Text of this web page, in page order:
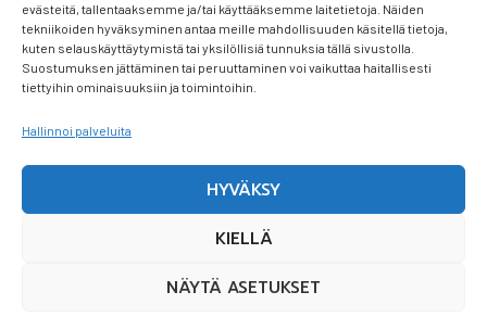
evästeitä, tallentaaksemme ja/tai käyttääksemme laitetietoja. Näiden
tekniikoiden hyväksyminen antaa meille mahdollisuuden käsitellä tietoja,
kuten selauskäyttäytymistä tai yksilöllisiä tunnuksia tällä sivustolla.
Suostumuksen jättäminen tai peruuttaminen voi vaikuttaa haitallisesti
tiettyihin ominaisuuksiin ja toimintoihin.
Hallinnoi palveluita
HYVÄKSY
KIELLÄ
NÄYTÄ ASETUKSET
Tilaus- ja sopimusehdot
Kassa
Evästekäytäntö (EU)